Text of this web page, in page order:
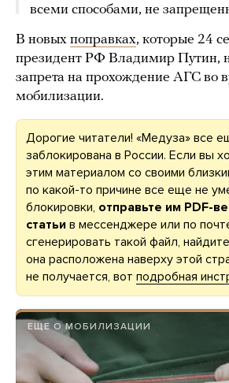
всеми способами, не
В новых поправках, которые 24
президент РФ Владимир Путин,
запрета на прохождение АГС во
мобилизации.
Дорогие читатели! «Медуза» все
заблокирована в России. Если вы
этим материалом со своими
по какой-то причине все еще не
блокировки, отправьте им PDF-
статьи в мессенджере или по
сгенерировать такой файл,
она расположена наверху этой
не получается, вот подробная
ЕЩЕ О МОБИЛИЗАЦИИ